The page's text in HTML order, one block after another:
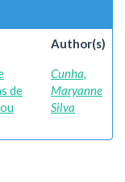
Author(s)
de
Cunha,
Maryanne
Silva